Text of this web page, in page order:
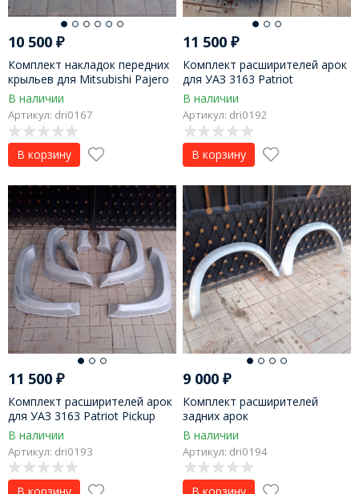
10 500 ₽
Комплект накладок передних
крыльев для Mitsubishi Pajero
Sport II (стеклопластик)
В наличии
Артикул: dri0167
В корзину
11 500₽
Комплект расширителей арок
для УАЗ 3163 Patriot
В наличии
Артикул: dri0192
В корзину
11 500 ₽
Комплект расширителей арок
для УАЗ 3163 Patriot Pickup
В наличии
Артикул: dri0193
В корзину
9 000₽
Комплект расширителей
задних арок
стеклопластиковых Mitsubishi
Pajero Sport I
В наличии
Артикул: dri0194
В корзину